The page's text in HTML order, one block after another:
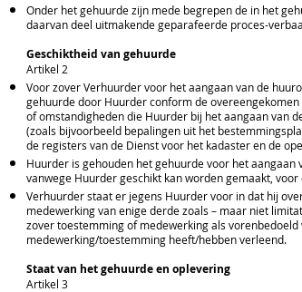
Onder het gehuurde zijn mede begrepen de in het
daarvan deel uitmakende geparafeerde proces-
Geschiktheid van gehuurde
Artikel 2
Voor zover Verhuurder voor het aangaan van de
gehuurde door Huurder conform de
of omstandigheden die Huurder bij het aangaan van
(zoals bijvoorbeeld bepalingen uit het
de registers van de Dienst voor het kadaster en de
Huurder is gehouden het gehuurde voor het
vanwege Huurder geschikt kan worden gemaakt,
Verhuurder staat er jegens Huurder voor in dat hij
medewerking van enige derde zoals – maar niet
zover toestemming of medewerking als
medewerking/toestemming heeft/hebben verleend.
Staat van het gehuurde en oplevering
Artikel 3